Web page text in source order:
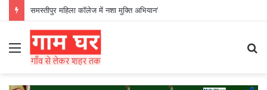
समस्तीपुर महिला कॉलेज में नशा मुक्ति अभियान’
Menu